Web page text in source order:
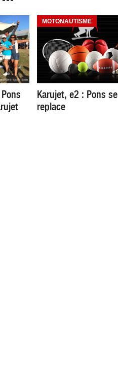
MOTONAUTISME
Karujet, e2 : Pons se
replace